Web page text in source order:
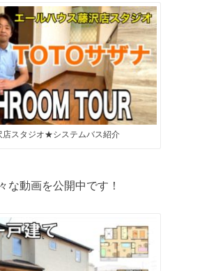
店スタジオ★システムバス紹介
動画を公開中です！